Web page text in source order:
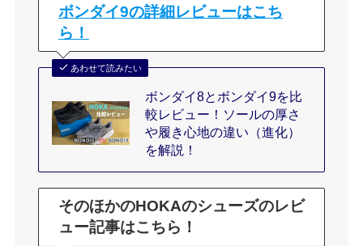
ボンダイ9の詳細レビューはこち
ら！
あわせて読みたい
ボンダイ8とボンダイ9を比
較レビュー！ソールの厚さ
や履き心地の違い（進化）
を解説！
そのほかのHOKAのシューズのレビ
ュー記事はこちら！